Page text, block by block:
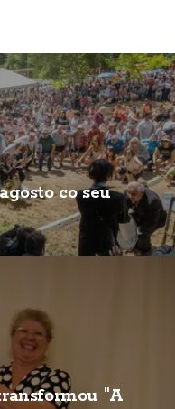
co seu
"A